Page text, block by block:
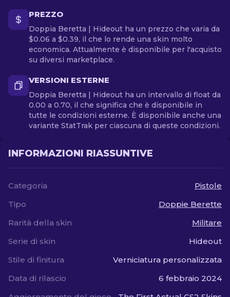
PREZZO
Doppia Beretta | Hideout ha un prezzo che varia da
$0.06 a $0.39, il che lo rende una skin molto
economica. Attualmente è disponibile per l'acquisto
su diversi marketplace.
VERSIONI ESTERNE
Doppia Beretta | Hideout ha un intervallo di float da
0.00 a 0.70, il che significa che è disponibile in
tutte le condizioni esterne. È disponibile anche una
variante StatTrak per ciascuna di queste condizioni.
INFORMAZIONI RIASSUNTIVE
Categoria
Pistole
Tipo
Doppie Berette
Rarità della skin
Militare
Serie di skin
Hideout
Stile di finitura
Verniciatura personalizzata
Data di rilascio
6 febbraio 2024